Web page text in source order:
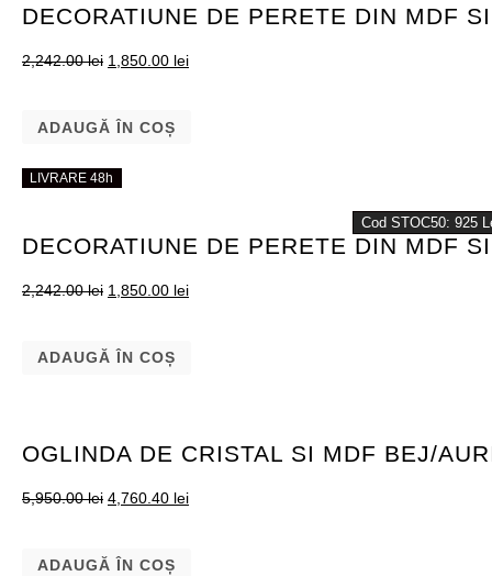
DECORATIUNE DE PERETE DIN MDF
2,242.00lei 1,850.00 lei
ADAUGĂ ÎN COȘ
LIVRARE 48h
LIVRARE 48h
Cod STOC50: 925
DECORATIUNE DE PERETE DIN MDF
2,242.00lei 1,850.00 lei
ADAUGĂ ÎN COȘ
OGLINDA DE CRISTAL SI MDF BEJ/
5,950.00lei 4,760.40 lei
ADAUGĂ ÎN COȘ